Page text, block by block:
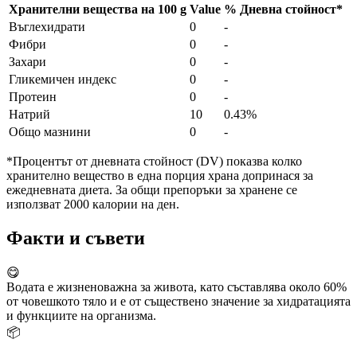
Хранителни вещества на 100 g Value % Дневна стойност*
Въглехидрати
0
-
Фибри
0
-
Захари
0
-
Гликемичен индекс
0
-
Протеин
0
-
Натрий
10
0.43%
Общо мазнини
0 -
*Процентът от дневната стойност (DV) показва колко
хранително вещество в една порция храна допринася за
ежедневната диета. За общи препоръки за хранене се
използват 2000 калории на ден.
Факти и съвети
😋
Водата е жизненоважна за живота, като съставлява около 60%
от човешкото тяло и е от съществено значение за хидратацията
и функциите на организма.
📦